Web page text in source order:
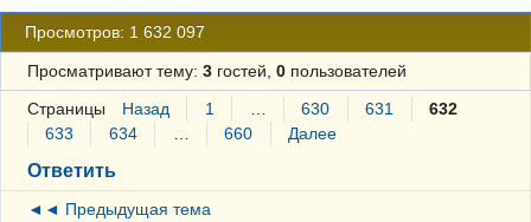
Просмотров: 1 632 097
Просматривают тему: 3гостей, 0пользователей
Страницы Назад 1 630 631
632
633
634 660 Далее
Ответить
◄◄ Предыдущая тема